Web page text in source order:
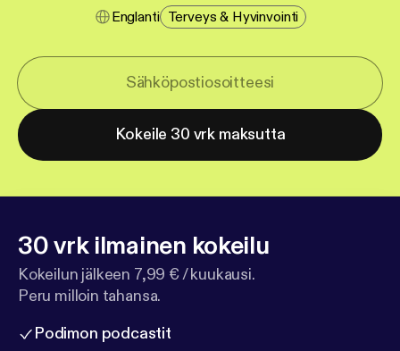
Englanti Terveys & Hyvinvointi
Kokeile 30 vrk maksutta
30 vrk ilmainen kokeilu
Kokeilun jälkeen 7,99 € / kuukausi.
Peru milloin tahansa.
Podimon podcastit